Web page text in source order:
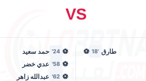
VS
طارق '18
⚽
⚽
24' حمد سعيد
⚽
58'
عدي خضر
⚽
62'
عبدالله زاهر